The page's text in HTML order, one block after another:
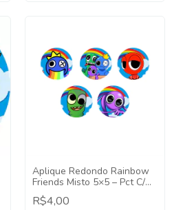
Aplique Redondo Rainbow
Friends Misto 5×5 – Pct C/
10 unid
R$4,00